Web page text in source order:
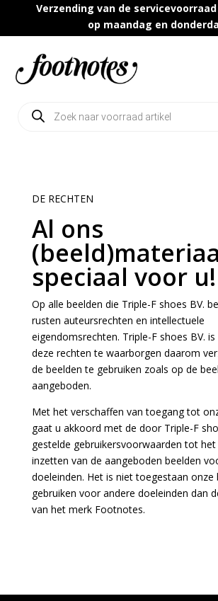
Verzending van de
op maandag en
Producten
zoeken
DE RECHTEN
Al ons
speciaal voor u!
Op alle beelden die Triple-F shoes BV.
rusten auteursrechten en intellectuele
eigendomsrechten. Triple-F shoes BV.
deze rechten te waarborgen daarom
de beelden te gebruiken zoals op de
aangeboden.
Met het verschaffen van toegang tot
gaat u akkoord met de door Triple-F
gestelde gebruikersvoorwaarden tot het
inzetten van de aangeboden beelden
doeleinden. Het is niet toegestaan onze
gebruiken voor andere doeleinden dan
van het merk Footnotes.